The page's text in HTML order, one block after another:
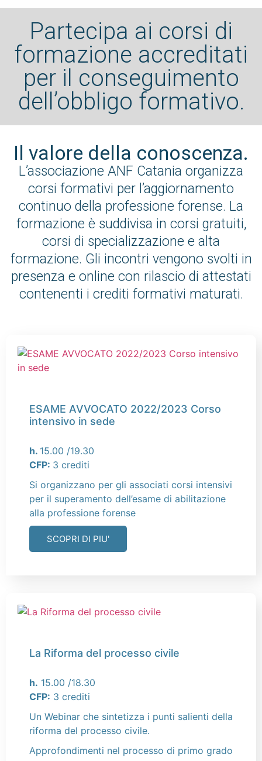
Partecipa ai corsi di
formazione accreditati
per il conseguimento
dell’obbligo formativo.
Il valore della conoscenza.
L’associazione ANF Catania organizza
corsi formativi per l’aggiornamento
continuo della professione forense. La
formazione è suddivisa in corsi gratuiti,
corsi di specializzazione e alta
formazione. Gli incontri vengono svolti in
presenza e online con rilascio di attestati
contenenti i crediti formativi maturati.
ESAME AVVOCATO 2022/2023 Corso
intensivo in sede
h. 15.00 /19.30
CFP: 3 crediti
Si organizzano per gli associati corsi intensivi
per il superamento dell’esame di abilitazione
alla professione forense
SCOPRI DI PIU'
La Riforma del processo civile
h. 15.00 /18.30
CFP: 3 crediti
Un Webinar che sintetizza i punti salienti della
riforma del processo civile.
Approfondimenti nel processo di primo grado